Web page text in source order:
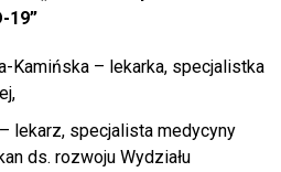
19”
Kamińska – lekarka, specjalistka
lekarz, specjalista medycyny
ds. rozwoju Wydziału